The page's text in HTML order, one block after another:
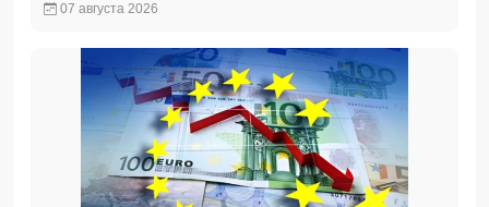
07 августа 2026